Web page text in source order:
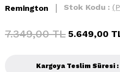
Remington Stok Kodu
7.349,00 TL 5.649,00
Kargoya Teslim Süresi :